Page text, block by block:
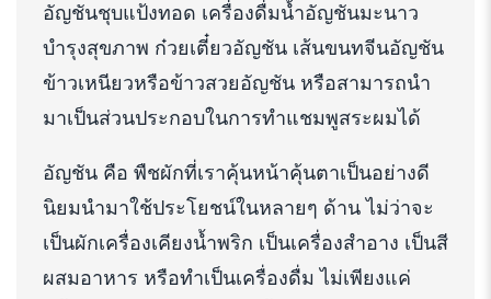
อัญชันชุบแป้งทอด เครื่องดื่มน้ำอัญชันมะนาว
บำรุงสุขภาพ ก๋วยเตี๋ยวอัญชัน เส้นขนทจีนอัญชัน
ข้าวเหนียวหรือข้าวสวยอัญชัน หรือสามารถนำ
มาเป็นส่วนประกอบในการทำแชมพูสระผมได้
อัญชัน คือ พืชผักที่เราคุ้นหน้าคุ้นตาเป็นอย่างดี
นิยมนำมาใช้ประโยชน์ในหลายๆ ด้าน ไม่ว่าจะ
เป็นผักเครื่องเคียงน้ำพริก เป็นเครื่องสำอาง เป็นสี
ผสมอาหาร หรือทำเป็นเครื่องดื่ม ไม่เพียงแค่